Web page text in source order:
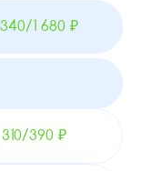
340/1 680 ₽
310/390 ₽